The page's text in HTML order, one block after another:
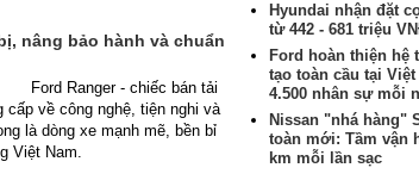
nâng bảo hành và chuẩn
Ford Ranger - chiếc bán tải
về công nghệ, tiện nghi và
là dòng xe mạnh mẽ, bền bỉ
Việt Nam.
Hyundai nhận đặt
từ 442 - 681 triệu
Ford hoàn thiện hệ
tạo toàn cầu tại
4.500 nhân sự mỗi
Nissan "nhá hàng"
toàn mới: Tầm vận
km mỗi lần sạc